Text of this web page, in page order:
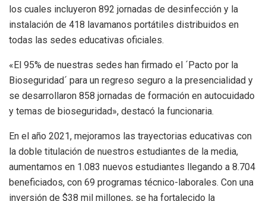
los cuales incluyeron 892 jornadas de desinfección y la
instalación de 418 lavamanos portátiles distribuidos en
todas las sedes educativas oficiales.
«El 95% de nuestras sedes han firmado el ´Pacto por la
Bioseguridad´ para un regreso seguro a la presencialidad y
se desarrollaron 858 jornadas de formación en autocuidado
y temas de bioseguridad», destacó la funcionaria.
En el año 2021, mejoramos las trayectorias educativas con
la doble titulación de nuestros estudiantes de la media,
aumentamos en 1.083 nuevos estudiantes llegando a 8.704
beneficiados, con 69 programas técnico-laborales. Con una
inversión de $38 mil millones, se ha fortalecido la